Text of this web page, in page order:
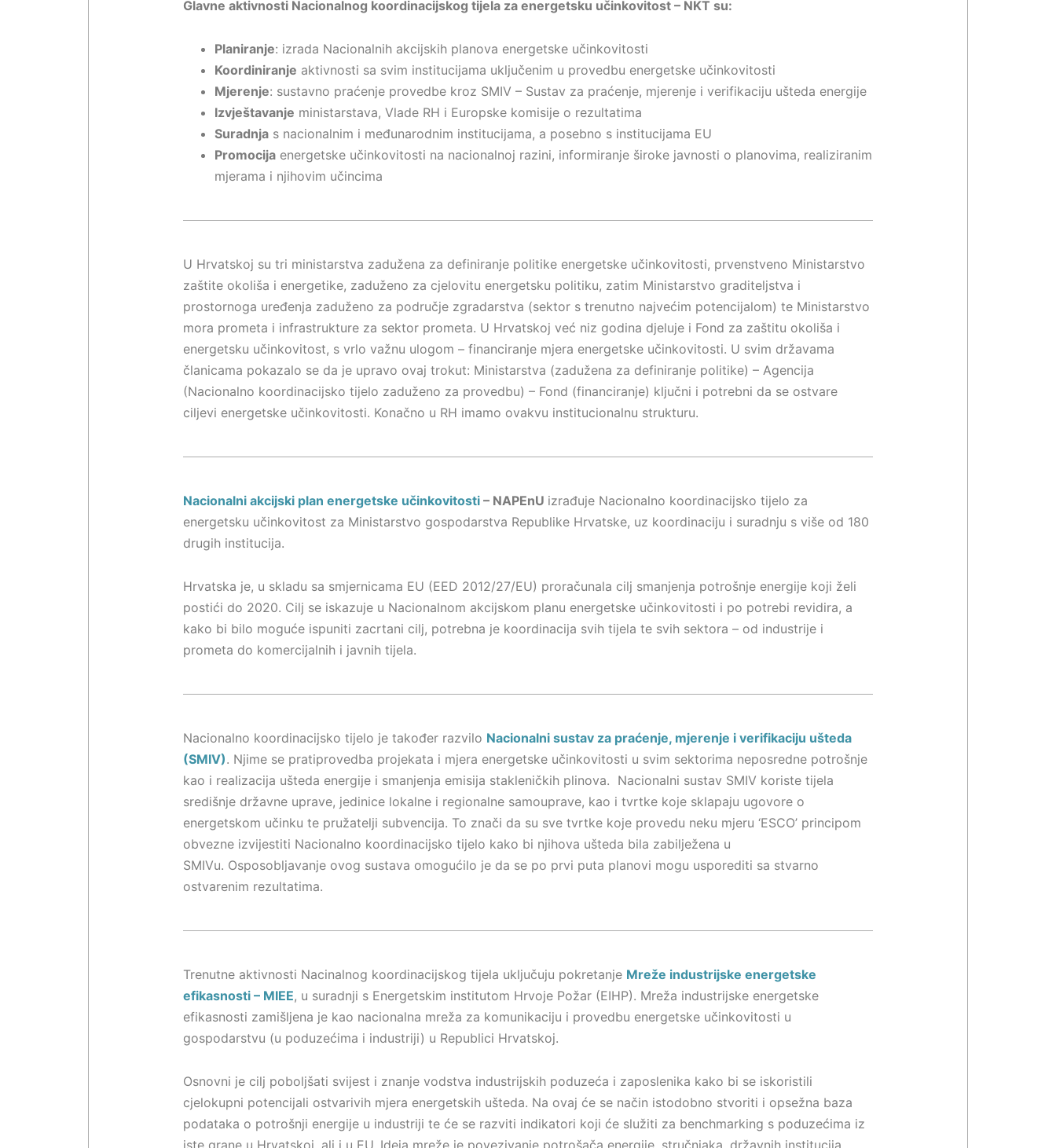
Glavne aktivnosti Nacionalnog koordinacijskog tijela za energetsku učinkovitost – NKT su:
Planiranje: izrada Nacionalnih akcijskih planova energetske učinkovitosti
Koordiniranje aktivnosti sa svim institucijama uključenim u provedbu energetske učinkovitosti
Mjerenje: sustavno praćenje provedbe kroz SMIV – Sustav za praćenje, mjerenje i verifikaciju ušteda energije
Izvještavanje ministarstava, Vlade RH i Europske komisije o rezultatima
Suradnja s nacionalnim i međunarodnim institucijama, a posebno s institucijama EU
Promocija energetske učinkovitosti na nacionalnoj razini, informiranje široke javnosti o planovima, realiziranim
mjerama i njihovim učincima
U Hrvatskoj su tri ministarstva zadužena za definiranje politike energetske učinkovitosti, prvenstveno Ministarstvo
zaštite okoliša i energetike, zaduženo za cjelovitu energetsku politiku, zatim Ministarstvo graditeljstva i
prostornoga uređenja zaduženo za područje zgradarstva (sektor s trenutno najvećim potencijalom) te Ministarstvo
mora prometa i infrastrukture za sektor prometa. U Hrvatskoj već niz godina djeluje i Fond za zaštitu okoliša i
energetsku učinkovitost, s vrlo važnu ulogom – financiranje mjera energetske učinkovitosti. U svim državama
članicama pokazalo se da je upravo ovaj trokut: Ministarstva (zadužena za definiranje politike) – Agencija
(Nacionalno koordinacijsko tijelo zaduženo za provedbu) – Fond (financiranje) ključni i potrebni da se ostvare
ciljevi energetske učinkovitosti. Konačno u RH imamo ovakvu institucionalnu strukturu.
Nacionalni akcijski plan energetske učinkovitosti – NAPEnU izrađuje Nacionalno koordinacijsko tijelo za
energetsku učinkovitost za Ministarstvo gospodarstva Republike Hrvatske, uz koordinaciju i suradnju s više od 180
drugih institucija.
Hrvatska je, u skladu sa smjernicama EU (EED 2012/27/EU) proračunala cilj smanjenja potrošnje energije koji želi
postići do 2020. Cilj se iskazuje u Nacionalnom akcijskom planu energetske učinkovitosti i po potrebi revidira, a
kako bi bilo moguće ispuniti zacrtani cilj, potrebna je koordinacija svih tijela te svih sektora – od industrije i
prometa do komercijalnih i javnih tijela.
Nacionalno koordinacijsko tijelo je također razvilo Nacionalni sustav za praćenje, mjerenje i verifikaciju ušteda
(SMIV). Njime se pratiprovedba projekata i mjera energetske učinkovitosti u svim sektorima neposredne potrošnje
kao i realizacija ušteda energije i smanjenja emisija stakleničkih plinova. Nacionalni sustav SMIV koriste tijela
središnje državne uprave, jedinice lokalne i regionalne samouprave, kao i tvrtke koje sklapaju ugovore o
energetskom učinku te pružatelji subvencija. To znači da su sve tvrtke koje provedu neku mjeru ‘ESCO’ principom
obvezne izvijestiti Nacionalno koordinacijsko tijelo kako bi njihova ušteda bila zabilježena u
SMIVu. Osposobljavanje ovog sustava omogućilo je da se po prvi puta planovi mogu usporediti sa stvarno
ostvarenim rezultatima.
Trenutne aktivnosti Nacinalnog koordinacijskog tijela uključuju pokretanje Mreže industrijske energetske
efikasnosti – MIEE, u suradnji s Energetskim institutom Hrvoje Požar (EIHP). Mreža industrijske energetske
efikasnosti zamišljena je kao nacionalna mreža za komunikaciju i provedbu energetske učinkovitosti u
gospodarstvu (u poduzećima i industriji) u Republici Hrvatskoj.
Osnovni je cilj poboljšati svijest i znanje vodstva industrijskih poduzeća i zaposlenika kako bi se iskoristili
cjelokupni potencijali ostvarivih mjera energetskih ušteda. Na ovaj će se način istodobno stvoriti i opsežna baza
podataka o potrošnji energije u industriji te će se razviti indikatori koji će služiti za benchmarking s poduzećima iz